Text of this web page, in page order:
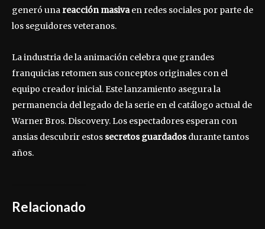
generó una reacción masivaen redes sociales por parte de
los seguidores veteranos.
La industria de la animación celebra que grandes
franquicias retomen sus conceptos originales con el
equipo creador inicial. Este lanzamiento asegura la
permanencia del legado de la serie en el catálogo actual de
Warner Bros. Discovery. Los espectadores esperan con
ansias descubrir estos secretos guardadosdurante tantos
años.
Relacionado